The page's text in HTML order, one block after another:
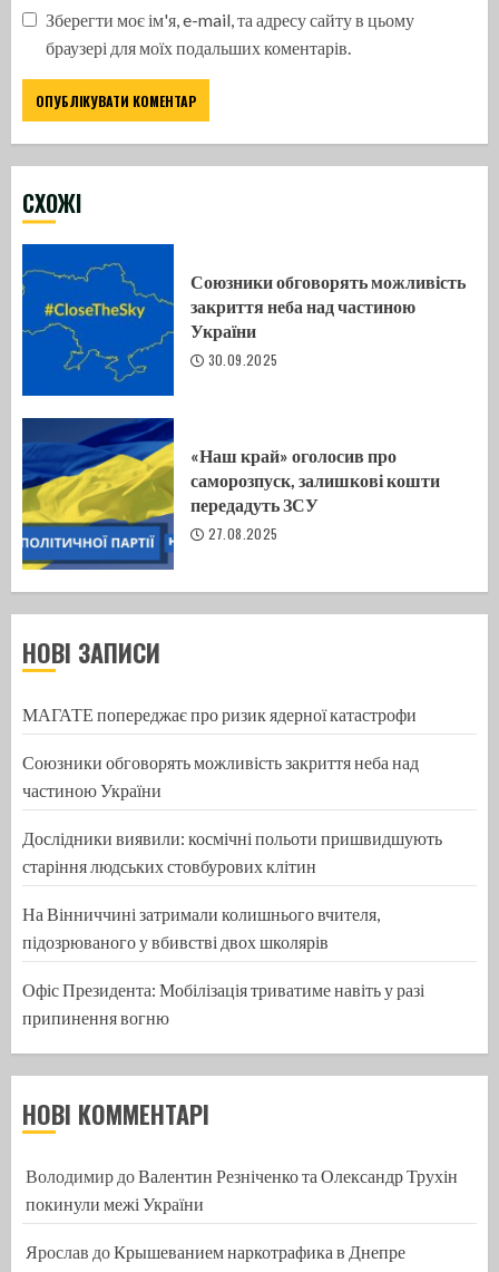
Зберегти моє ім'я, e-mail, та адресу сайту в цьому
браузері для моїх подальших коментарів.
CХОЖІ
Союзники обговорять можливість
закриття неба над частиною
України
30.09.2025
«Наш край» оголосив про
саморозпуск, залишкові кошти
передадуть ЗСУ
27.08.2025
НОВІ ЗАПИСИ
МАГАТЕ попереджає про ризик ядерної катастрофи
Союзники обговорять можливість закриття неба над
частиною України
Дослідники виявили: космічні польоти пришвидшують
старіння людських стовбурових клітин
На Вінниччині затримали колишнього вчителя,
підозрюваного у вбивстві двох школярів
Офіс Президента: Мобілізація триватиме навіть у разі
припинення вогню
НОВІ КОММЕНТАРІ
Володимир доВалентин Резніченко та Олександр Трухін
покинули межі України
Ярослав доКрышеванием наркотрафика в Днепре